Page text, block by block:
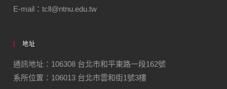
E-mail：tcll@ntnu.edu.tw
地址
通訊地址：106308 台北市和平東路一段162號
系所位置：106013 台北市雲和街1號3樓